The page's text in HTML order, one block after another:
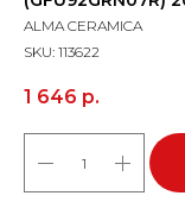
ALMA CERAMICA
SKU: 113622
1 646 р.